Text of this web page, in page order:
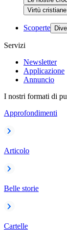
Virtù cristiane
Scoperte
Servizi
Newsletter
Applicazione
Annuncio
I nostri formati di
Approfondimenti
Articolo
Belle storie
Cartelle